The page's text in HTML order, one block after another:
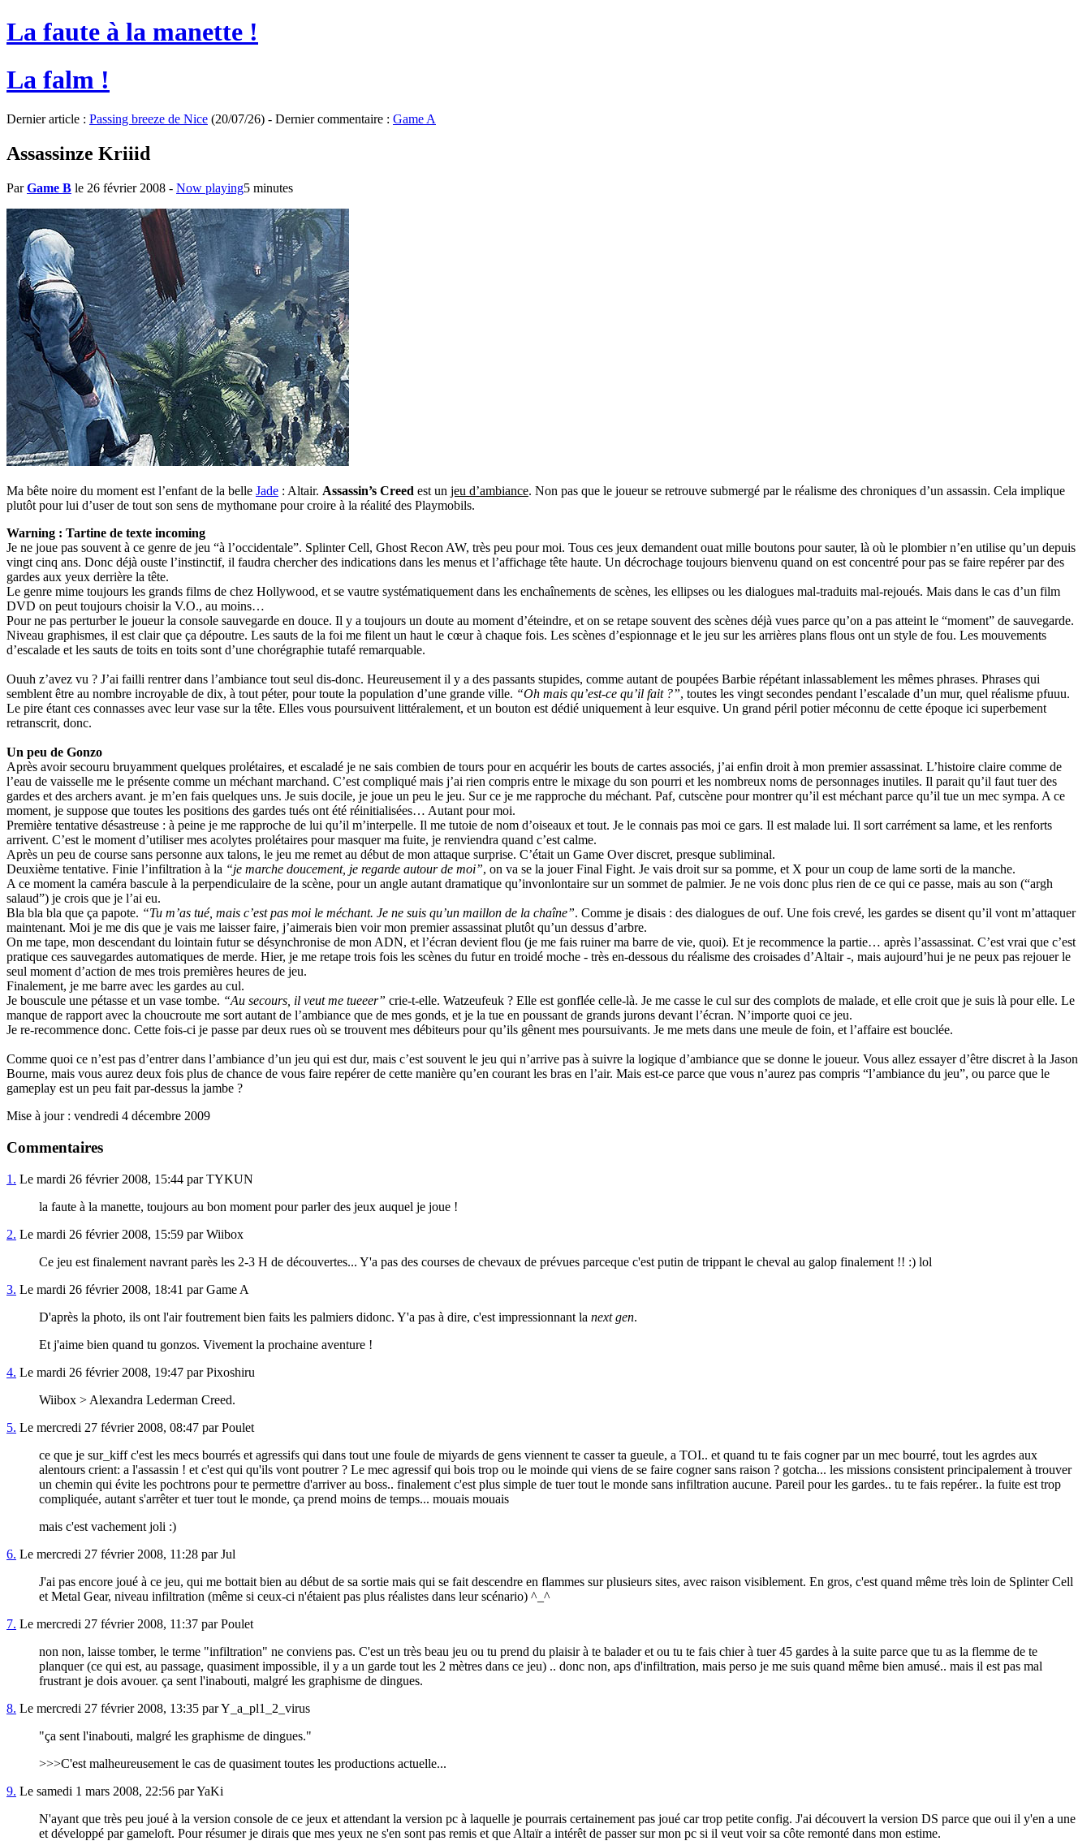
La faute à la manette !
La falm !
Dernier article : Passing breeze de Nice (20/07/26) - Dernier commentaire : Game A
Assassinze Kriiid
ParGame B le 26 février 2008 - Now playing5 minutes
Ma bête noire du moment est l’enfant de la belle Jade : Altair. Assassin’s Creed est un jeu d’ambiance. Non pas que le joueur se retrouve submergé par le réalisme des chroniques d’un assassin. Cela implique
plutôt pour lui d’user de tout son sens de mythomane pour croire à la réalité des Playmobils.
Warning : Tartine de texte incoming
Je ne joue pas souvent à ce genre de jeu “à l’occidentale”. Splinter Cell, Ghost Recon AW, très peu pour moi. Tous ces jeux demandent ouat mille boutons pour sauter, là où le plombier n’en utilise qu’un depuis
vingt cinq ans. Donc déjà ouste l’instinctif, il faudra chercher des indications dans les menus et l’affichage tête haute. Un décrochage toujours bienvenu quand on est concentré pour pas se faire repérer par des
gardes aux yeux derrière la tête.
Le genre mime toujours les grands films de chez Hollywood, et se vautre systématiquement dans les enchaînements de scènes, les ellipses ou les dialogues mal-traduits mal-rejoués. Mais dans le cas d’un film
DVD on peut toujours choisir la V.O., au moins…
Pour ne pas perturber le joueur la console sauvegarde en douce. Il y a toujours un doute au moment d’éteindre, et on se retape souvent des scènes déjà vues parce qu’on a pas atteint le “moment” de sauvegarde.
Niveau graphismes, il est clair que ça dépoutre. Les sauts de la foi me filent un haut le cœur à chaque fois. Les scènes d’espionnage et le jeu sur les arrières plans flous ont un style de fou. Les mouvements
d’escalade et les sauts de toits en toits sont d’une chorégraphie tutafé remarquable.
Ouuh z’avez vu ? J’ai failli rentrer dans l’ambiance tout seul dis-donc. Heureusement il y a des passants stupides, comme autant de poupées Barbie répétant inlassablement les mêmes phrases. Phrases qui
semblent être au nombre incroyable de dix, à tout péter, pour toute la population d’une grande ville. “Oh mais qu’est-ce qu’il fait ?”, toutes les vingt secondes pendant l’escalade d’un mur, quel réalisme pfuuu.
Le pire étant ces connasses avec leur vase sur la tête. Elles vous poursuivent littéralement, et un bouton est dédié uniquement à leur esquive. Un grand péril potier méconnu de cette époque ici superbement
retranscrit, donc.
Un peu de Gonzo
Après avoir secouru bruyamment quelques prolétaires, et escaladé je ne sais combien de tours pour en acquérir les bouts de cartes associés, j’ai enfin droit à mon premier assassinat. L’histoire claire comme de
l’eau de vaisselle me le présente comme un méchant marchand. C’est compliqué mais j’ai rien compris entre le mixage du son pourri et les nombreux noms de personnages inutiles. Il parait qu’il faut tuer des
gardes et des archers avant. je m’en fais quelques uns. Je suis docile, je joue un peu le jeu. Sur ce je me rapproche du méchant. Paf, cutscène pour montrer qu’il est méchant parce qu’il tue un mec sympa. A ce
moment, je suppose que toutes les positions des gardes tués ont été réinitialisées… Autant pour moi.
Première tentative désastreuse : à peine je me rapproche de lui qu’il m’interpelle. Il me tutoie de nom d’oiseaux et tout. Je le connais pas moi ce gars. Il est malade lui. Il sort carrément sa lame, et les renforts
arrivent. C’est le moment d’utiliser mes acolytes prolétaires pour masquer ma fuite, je renviendra quand c’est calme.
Après un peu de course sans personne aux talons, le jeu me remet au début de mon attaque surprise. C’était un Game Over discret, presque subliminal.
Deuxième tentative. Finie l’infiltration à la “je marche doucement, je regarde autour de moi”, on va se la jouer Final Fight. Je vais droit sur sa pomme, et X pour un coup de lame sorti de la manche.
A ce moment la caméra bascule à la perpendiculaire de la scène, pour un angle autant dramatique qu’invonlontaire sur un sommet de palmier. Je ne vois donc plus rien de ce qui ce passe, mais au son (“argh
salaud”) je crois que je l’ai eu.
Bla bla bla que ça papote. “Tu m’as tué, mais c’est pas moi le méchant. Je ne suis qu’un maillon de la chaîne”. Comme je disais : des dialogues de ouf. Une fois crevé, les gardes se disent qu’il vont m’attaquer
maintenant. Moi je me dis que je vais me laisser faire, j’aimerais bien voir mon premier assassinat plutôt qu’un dessus d’arbre.
On me tape, mon descendant du lointain futur se désynchronise de mon ADN, et l’écran devient flou (je me fais ruiner ma barre de vie, quoi). Et je recommence la partie… après l’assassinat. C’est vrai que c’est
pratique ces sauvegardes automatiques de merde. Hier, je me retape trois fois les scènes du futur en troidé moche - très en-dessous du réalisme des croisades d’Altair -, mais aujourd’hui je ne peux pas rejouer le
seul moment d’action de mes trois premières heures de jeu.
Finalement, je me barre avec les gardes au cul.
Je bouscule une pétasse et un vase tombe. “Au secours, il veut me tueeer” crie-t-elle. Watzeufeuk ? Elle est gonflée celle-là. Je me casse le cul sur des complots de malade, et elle croit que je suis là pour elle. Le
manque de rapport avec la choucroute me sort autant de l’ambiance que de mes gonds, et je la tue en poussant de grands jurons devant l’écran. N’importe quoi ce jeu.
Je re-recommence donc. Cette fois-ci je passe par deux rues où se trouvent mes débiteurs pour qu’ils gênent mes poursuivants. Je me mets dans une meule de foin, et l’affaire est bouclée.
Comme quoi ce n’est pas d’entrer dans l’ambiance d’un jeu qui est dur, mais c’est souvent le jeu qui n’arrive pas à suivre la logique d’ambiance que se donne le joueur. Vous allez essayer d’être discret à la Jason
Bourne, mais vous aurez deux fois plus de chance de vous faire repérer de cette manière qu’en courant les bras en l’air. Mais est-ce parce que vous n’aurez pas compris “l’ambiance du jeu”, ou parce que le
gameplay est un peu fait par-dessus la jambe ?
Mise à jour : vendredi 4 décembre 2009
Commentaires
1. Le mardi 26 février 2008, 15:44 par TYKUN
la faute à la manette, toujours au bon moment pour parler des jeux auquel je joue !
2. Le mardi 26 février 2008, 15:59 par Wiibox
Ce jeu est finalement navrant parès les 2-3 H de découvertes... Y'a pas des courses de chevaux de prévues parceque c'est putin de trippant le cheval au galop finalement !! :) lol
3. Le mardi 26 février 2008, 18:41 par Game A
D'après la photo, ils ont l'air foutrement bien faits les palmiers didonc. Y'a pas à dire, c'est impressionnant la next gen.
Et j'aime bien quand tu gonzos. Vivement la prochaine aventure !
4. Le mardi 26 février 2008, 19:47 par Pixoshiru
Wiibox > Alexandra Lederman Creed.
5. Le mercredi 27 février 2008, 08:47 par Poulet
ce que je sur_kiff c'est les mecs bourrés et agressifs qui dans tout une foule de miyards de gens viennent te casser ta gueule, a TOI.. et quand tu te fais cogner par un mec bourré, tout les agrdes aux
alentours crient: a l'assassin ! et c'est qui qu'ils vont poutrer ? Le mec agressif qui bois trop ou le moinde qui viens de se faire cogner sans raison ? gotcha... les missions consistent principalement à trouver
un chemin qui évite les pochtrons pour te permettre d'arriver au boss.. finalement c'est plus simple de tuer tout le monde sans infiltration aucune. Pareil pour les gardes.. tu te fais repérer.. la fuite est trop
compliquée, autant s'arrêter et tuer tout le monde, ça prend moins de temps... mouais mouais
mais c'est vachement joli :)
6. Le mercredi 27 février 2008, 11:28 par Jul
J'ai pas encore joué à ce jeu, qui me bottait bien au début de sa sortie mais qui se fait descendre en flammes sur plusieurs sites, avec raison visiblement. En gros, c'est quand même très loin de Splinter Cell
et Metal Gear, niveau infiltration (même si ceux-ci n'étaient pas plus réalistes dans leur scénario) ^_^
7. Le mercredi 27 février 2008, 11:37 par Poulet
non non, laisse tomber, le terme "infiltration" ne conviens pas. C'est un très beau jeu ou tu prend du plaisir à te balader et ou tu te fais chier à tuer 45 gardes à la suite parce que tu as la flemme de te
planquer (ce qui est, au passage, quasiment impossible, il y a un garde tout les 2 mètres dans ce jeu) .. donc non, aps d'infiltration, mais perso je me suis quand même bien amusé.. mais il est pas mal
frustrant je dois avouer. ça sent l'inabouti, malgré les graphisme de dingues.
8. Le mercredi 27 février 2008, 13:35 par Y_a_pl1_2_virus
"ça sent l'inabouti, malgré les graphisme de dingues."
>>>C'est malheureusement le cas de quasiment toutes les productions actuelle...
9. Le samedi 1 mars 2008, 22:56 par YaKi
N'ayant que très peu joué à la version console de ce jeux et attendant la version pc à laquelle je pourrais certainement pas joué car trop petite config. J'ai découvert la version DS parce que oui il y'en a une
et développé par gameloft. Pour résumer je dirais que mes yeux ne s'en sont pas remis et que Altaïr a intérêt de passer sur mon pc si il veut voir sa côte remonté dans mon estime.